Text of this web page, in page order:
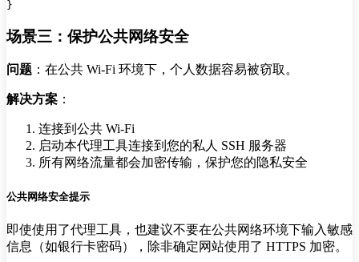
场景三：保护公共网络安全
问题 ：在公共 Wi-Fi 环境下，个人数据容易被窃取。
解决方案 ：
连接到公共 Wi-Fi
启动本代理工具连接到您的私人 SSH 服务器
所有网络流量都会加密传输，保护您的隐私安全
公共网络安全提示
即使使用了代理工具，也建议不要在公共网络环境下输入敏感
信息（如银行卡密码），除非确定网站使用了 HTTPS 加密。